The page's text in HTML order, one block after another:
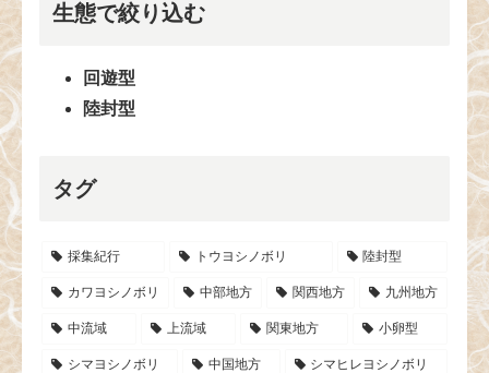
生態で絞り込む
回遊型
陸封型
タグ
採集紀行 トウヨシノボリ 陸封型
カワヨシノボリ 中部地方 関西地方 九州地方
中流域 上流域 関東地方 小卵型
シマヨシノボリ 中国地方 シマヒレヨシノボリ